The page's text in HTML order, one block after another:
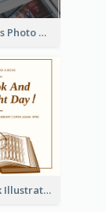
Purple Press Photo World Press Freedom Day Instagram Post
Brown Book Illustration Book And Copyright Day Instagram Post